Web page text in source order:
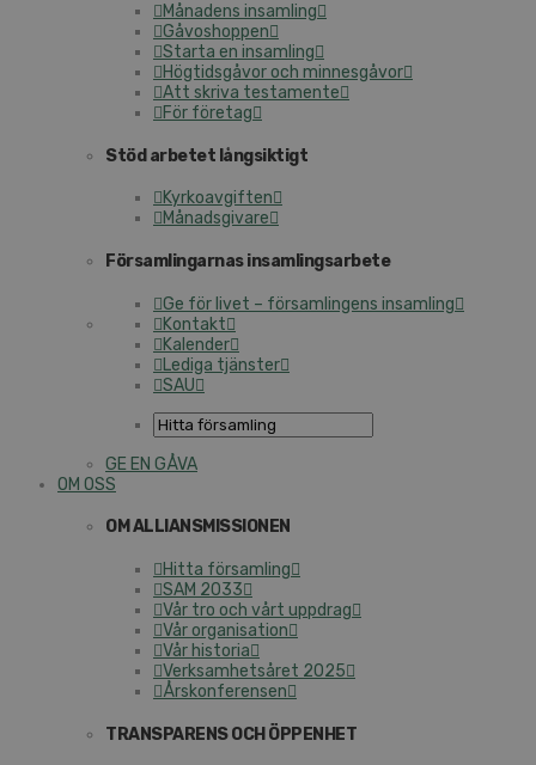
Månadens insamling
Gå­voshop­pen
Starta en insamling
Hög­tids­gå­vor och min­nes­gå­vor
Att skriva tes­ta­men­te
För företag
Stöd arbetet lång­sik­tigt
Kyr­ko­av­gif­ten
Må­nads­gi­va­re
För­sam­ling­ar­nas in­sam­lings­ar­be­te
Ge för livet – för­sam­ling­ens insamling
Kontakt
Kalender
Lediga tjänster
SAU
GE EN GÅVA
OM OSS
OM AL­LI­ANS­MIS­SIO­NEN
Hitta för­sam­ling
SAM 2033
Vår tro och vårt uppdrag
Vår or­ga­ni­sa­tion
Vår historia
Verk­sam­hets­å­ret 2025
Års­kon­fe­ren­sen
TRANS­PA­RENS OCH ÖPPENHET